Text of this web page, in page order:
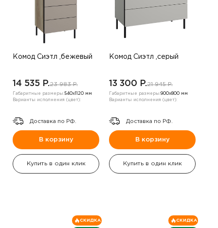
Комод Сиэтл ,бежевый
14 535 P.23 983 P.
Габаритные размеры:540х1120 мм
Варианты исполнения (цвет):
Доставка по РФ.
В корзину
Купить в один клик
Комод Сиэтл ,серый
13 300 P.21 945 P.
Габаритные размеры:900х800 мм
Варианты исполнения (цвет):
Доставка по РФ.
В корзину
Купить в один клик
СКИДКА СКИДКА